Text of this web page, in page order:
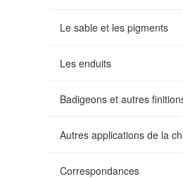
Le sable et les pigments
Les enduits
Badigeons et autres
Autres applications de la
Correspondances